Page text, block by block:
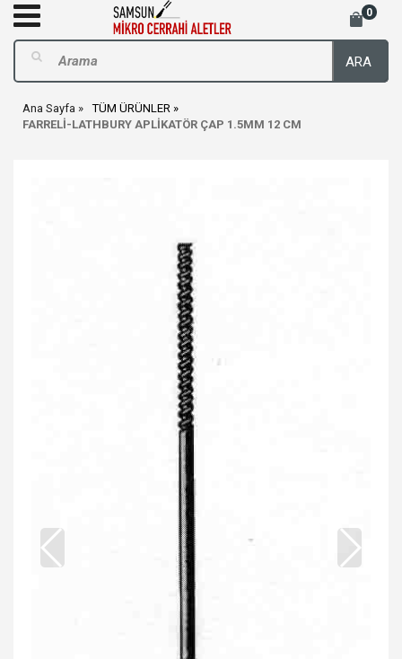
0
ARA
Ana Sayfa
TÜM ÜRÜNLER
FARRELİ-LATHBURY APLİKATÖR ÇAP 1.5MM 12 CM